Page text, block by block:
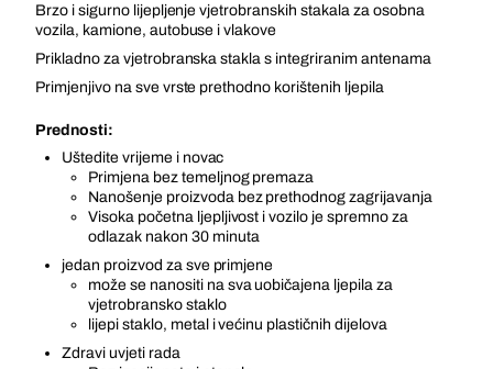
Brzo i sigurno lijepljenje vjetrobranskih stakala za osobna
vozila, kamione, autobuse i vlakove
Prikladno za vjetrobranska stakla s integriranim antenama
Primjenjivo na sve vrste prethodno korištenih ljepila
Prednosti:
Uštedite vrijeme i novac
Primjena bez temeljnog premaza
Nanošenje proizvoda bez prethodnog zagrijavanja
Visoka početna ljepljivost i vozilo je spremno za
odlazak nakon 30 minuta
jedan proizvod za sve primjene
može se nanositi na sva uobičajena ljepila za
vjetrobransko staklo
lijepi staklo, metal i većinu plastičnih dijelova
Zdravi uvjeti rada